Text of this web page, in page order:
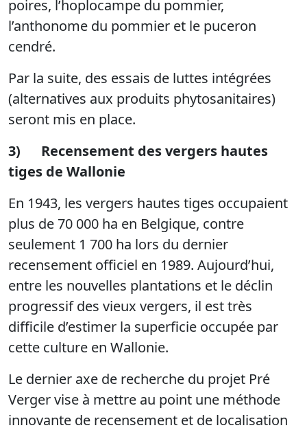
poires, l’hoplocampe du pommier,
l’anthonome du pommier et le puceron
cendré.
Par la suite, des essais de luttes intégrées
(alternatives aux produits phytosanitaires)
seront mis en place.
3) Recensement des vergers hautes
tiges de Wallonie
En 1943, les vergers hautes tiges occupaient
plus de 70 000 ha en Belgique, contre
seulement 1 700 ha lors du dernier
recensement officiel en 1989. Aujourd’hui,
entre les nouvelles plantations et le déclin
progressif des vieux vergers, il est très
difficile d’estimer la superficie occupée par
cette culture en Wallonie.
Le dernier axe de recherche du projet Pré
Verger vise à mettre au point une méthode
innovante de recensement et de localisation